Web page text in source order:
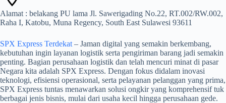
Alamat : belakang PU lama Jl. Sawerigading No.22, RT.002/RW.002,
Raha I, Katobu, Muna Regency, South East Sulawesi 93611
SPX Express Terdekat – Jaman digital yang semakin berkembang,
kebutuhan ingin layanan logistik serta pengiriman barang jadi semakin
penting. Bagian perusahaan logistik dan telah mencuri minat di pasar
Negara kita adalah SPX Express. Dengan fokus didalam inovasi
teknologi, efisiensi operasional, serta pelayanan pelanggan yang prima,
SPX Express tuntas menawarkan solusi ongkir yang komprehensif tuk
berbagai jenis bisnis, mulai dari usaha kecil hingga perusahaan gede.